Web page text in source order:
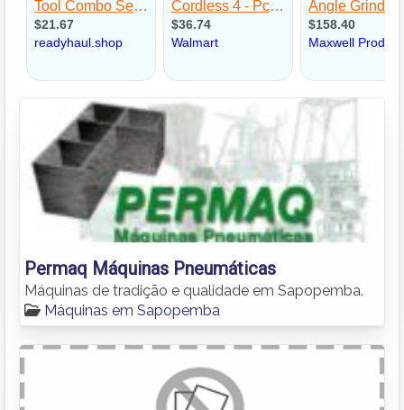
Permaq Máquinas Pneumáticas
Máquinas de tradição e qualidade em Sapopemba.
Máquinas em Sapopemba